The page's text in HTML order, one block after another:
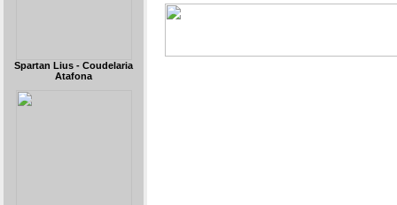
Spartan Lius - Coudelaria
Atafona